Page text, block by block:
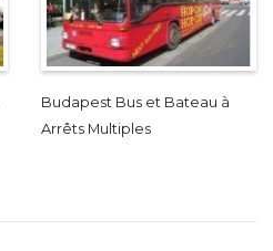
Budapest Bus et Bateau à
Arrêts Multiples